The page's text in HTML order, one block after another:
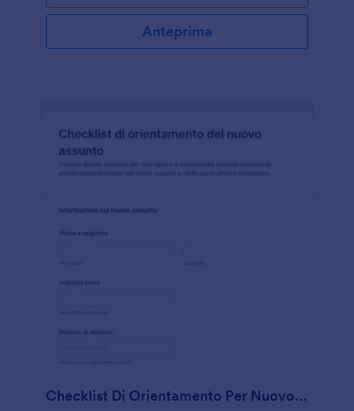
Anteprima
Checklist Di Orientamento Per Nuovo Assunto Modulo